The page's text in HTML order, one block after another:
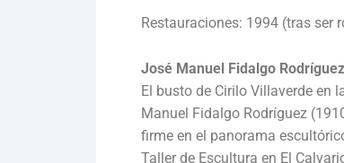
Restauraciones: 1994 (tras ser
José Manuel Fidalgo
El busto de Cirilo Villaverde en
Manuel Fidalgo Rodríguez
firme en el panorama
Taller de Escultura en El